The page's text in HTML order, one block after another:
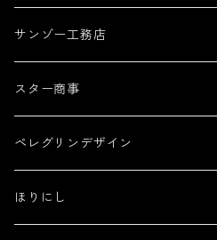
サンゾー工務店
スター商事
ペレグリンデザイン
ほりにし